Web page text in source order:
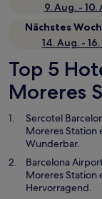
9. Aug. - 10.
Nächstes
14. Aug. -
Top 5
Moreres
Sercotel
Moreres
Wunderbar.
Barcelona
Moreres
Hervorragend.